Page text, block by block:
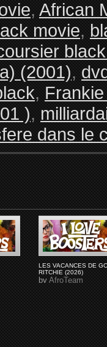
,African
movie,
(2001),
,
),
dans le
LES VACANCES DE
RITCHIE (2026)
byAfroTeam